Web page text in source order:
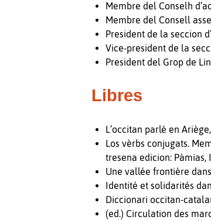
Membre del Conselh
Membre del Consell
President de la seccion
Vice-president de la
President del Grop de
Libres
L’occitan parlé en
Los vèrbs conjugats.
tresena edicion: Pàmias,
Une vallée frontière
Identité et solidarités
Diccionari occitan-
(ed.) Circulation des